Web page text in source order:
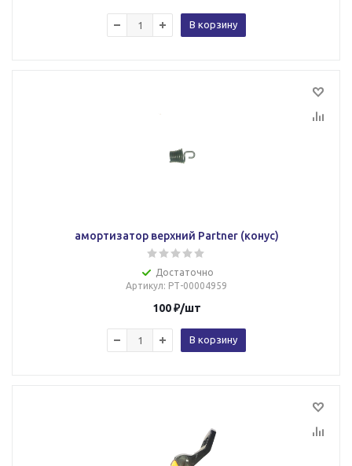
В корзину
амортизатор верхний Partner (конус)
Достаточно
Артикул: РТ-00004959
100₽/шт
В корзину